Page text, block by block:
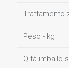
Trattamento
Peso - kg
Q.tà imballo